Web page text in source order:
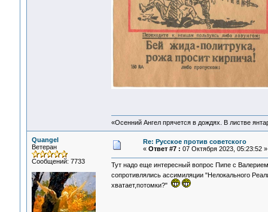
«Осенний Ангел прячется в дождях. В листве
Quangel
Ветеран
Сообщений: 7733
Re: Русское против советского
« Ответ #7 : 07 Октября 2023, 05:23:52 »
Тут надо еще интересный вопрос Пипе с
сопротивлялись ассимиляции "Нелокального
хватает,потомки?"